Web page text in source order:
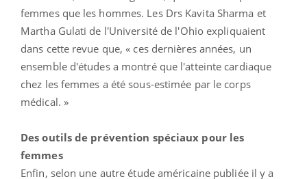
femmes que les hommes. Les Drs Kavita Sharma et
Martha Gulati de l'Université de l'Ohio expliquaient
dans cette revue que, « ces dernières années, un
ensemble d'études a montré que l'atteinte cardiaque
chez les femmes a été sous-estimée par le corps
médical. »
Des outils de prévention spéciaux pour les
femmes
Enfin, selon une autre étude américaine publiée il y a